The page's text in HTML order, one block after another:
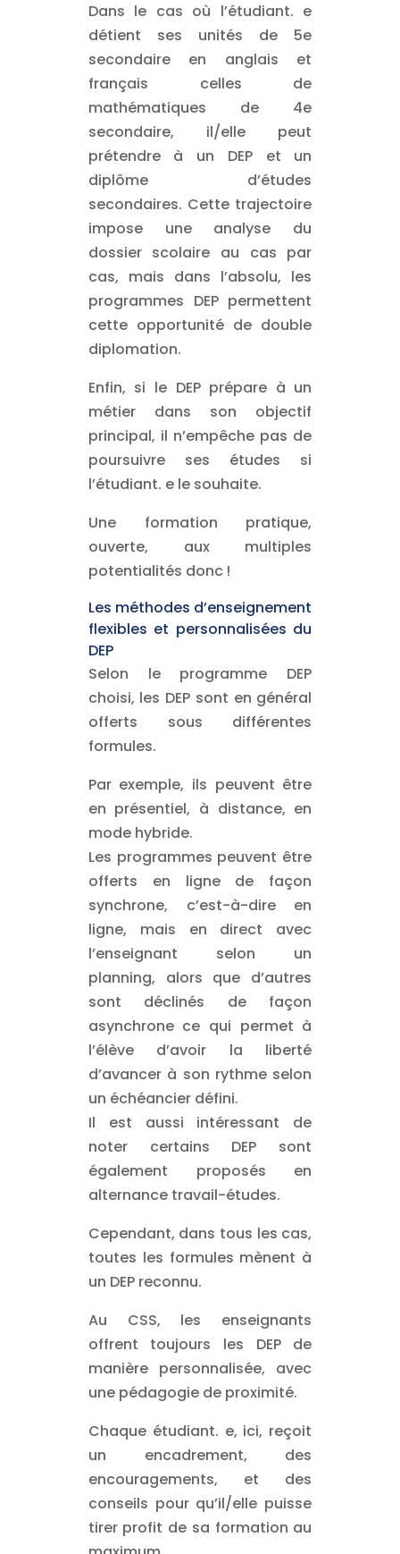
Dans le cas où l’étudiant. e
détient ses unités de 5e
secondaire en anglais et
français celles de
mathématiques de 4e
secondaire, il/elle peut
prétendre à un DEP et un
diplôme d’études
secondaires. Cette trajectoire
impose une analyse du
dossier scolaire au cas par
cas, mais dans l’absolu, les
programmes DEP permettent
cette opportunité de double
diplomation.
Enfin, si le DEP prépare à un
métier dans son objectif
principal, il n’empêche pas de
poursuivre ses études si
l’étudiant. e le souhaite.
Une formation pratique,
ouverte, aux multiples
potentialités donc !
Les méthodes d’enseignement
flexibles et personnalisées du
DEP
Selon le programme DEP
choisi, les DEP sont en général
offerts sous différentes
formules.
Par exemple, ils peuvent être
en présentiel, à distance, en
mode hybride.
Les programmes peuvent être
offerts en ligne de façon
synchrone, c’est-à-dire en
ligne, mais en direct avec
l’enseignant selon un
planning, alors que d’autres
sont déclinés de façon
asynchrone ce qui permet à
l’élève d’avoir la liberté
d’avancer à son rythme selon
un échéancier défini.
Il est aussi intéressant de
noter certains DEP sont
également proposés en
alternance travail-études.
Cependant, dans tous les cas,
toutes les formules mènent à
un DEP reconnu.
Au CSS, les enseignants
offrent toujours les DEP de
manière personnalisée, avec
une pédagogie de proximité.
Chaque étudiant. e, ici, reçoit
un encadrement, des
encouragements, et des
conseils pour qu’il/elle puisse
tirer profit de sa formation au